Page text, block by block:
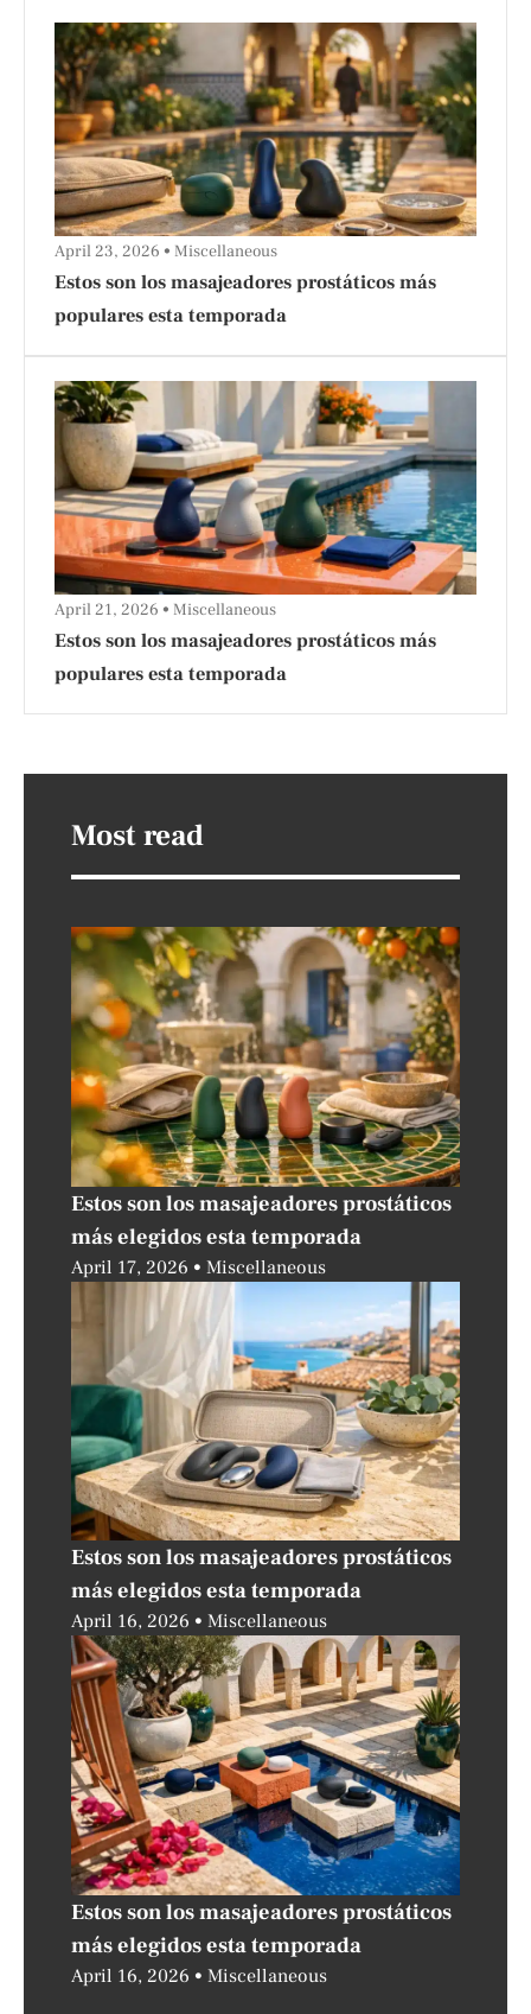
Estos son los masajeadores prostáticos más
populares esta temporada
April 23, 2026 Miscellaneous
Estos son los masajeadores prostáticos más
populares esta temporada
April 21, 2026 Miscellaneous
Most read
Estos son los masajeadores prostáticos
más elegidos esta temporada
April 17, 2026 Miscellaneous
Estos son los masajeadores prostáticos
más elegidos esta temporada
April 16, 2026 Miscellaneous
Estos son los masajeadores prostáticos
más elegidos esta temporada
April 16, 2026 Miscellaneous